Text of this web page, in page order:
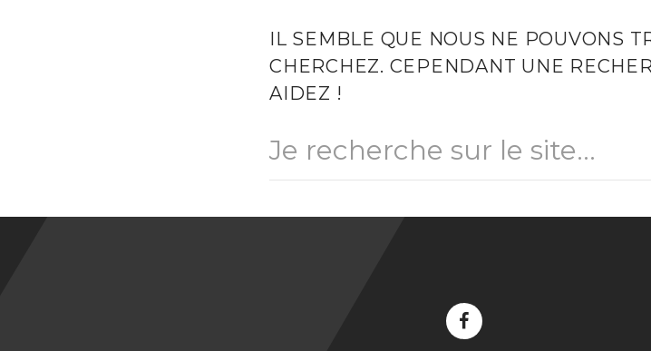
IL SEMBLE QUE NOUS NE POUVONS
CHERCHEZ. CEPENDANT UNE
AIDEZ !
LIEN